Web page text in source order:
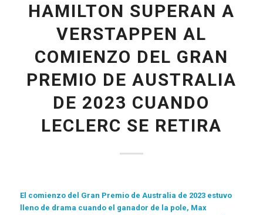
HAMILTON SUPERAN A
VERSTAPPEN AL
COMIENZO DEL GRAN
PREMIO DE AUSTRALIA
DE 2023 CUANDO
LECLERC SE RETIRA
El comienzo del Gran Premio de Australia de 2023 estuvo
lleno de drama cuando el ganador de la pole, Max